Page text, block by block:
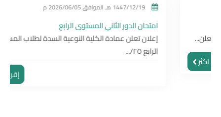
الموافق2026/06/05 م
امتحان الدور الثاني المستوى الرابع
إعلان تعلن عمادة الكلية النوعية السدة لطلاب المستوى
الرابع ٢٥/...